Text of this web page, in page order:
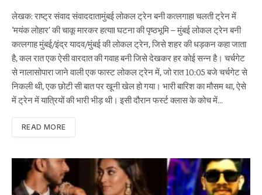
लेखक: राष्ट्र संवाद संवाददातामुंबई लोकल ट्रेन बनी कत्लगाह! चलती ट्रेन में
‘मयंक लोहार’ की चाकू मारकर हत्या! घटना की पृष्ठभूमि – मुंबई लोकल ट्रेन बनी
कत्लगाह मुंबई/इंद्र यादव/मुंबई की लोकल ट्रेन, जिसे शहर की धड़कन कहा जाता
है, कल रात एक ऐसी वारदात की गवाह बनी जिसे देखकर हर कोई सन्न है। चर्चगेट
से नालासोपारा जाने वाली एक फास्ट लोकल ट्रेन में, जो रात 10:05 बजे चर्चगेट से
निकली थी, एक छोटी सी बात पर खूनी खेल हो गया। भारी बारिश का मौसम था, ऐसे
में ट्रेन में यात्रियों की भारी भीड़ थी। इसी दौरान फर्स्ट क्लास के कोच में…
READ MORE